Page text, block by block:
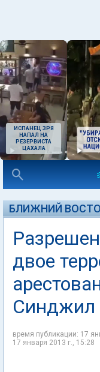
ИСПАНЕЦ ЗРЯ
НАПАЛ НА
РЕЗЕРВИСТА
ЦАХАЛА
БЛИЖНИЙ
двое
Синджил
время публикации: 17
17 января 2013 г., 15:28